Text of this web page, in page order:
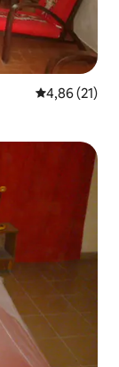
Průměrné
4,86 (21)